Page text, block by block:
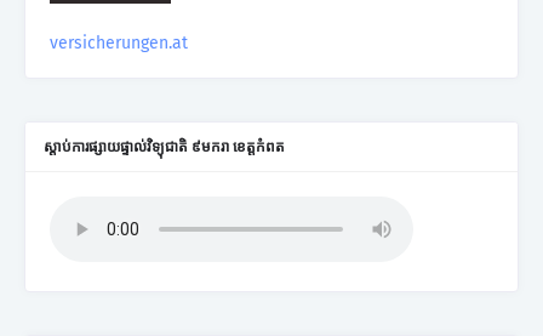
versicherungen.at
ស្តាប់ការផ្សាយផ្ទាល់វិទ្យុជាតិ ៩មករា ខេត្តកំពត